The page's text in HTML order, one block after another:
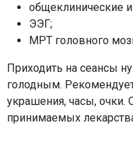
общеклинические
ЭЭГ;
МРТ головного
Приходить на сеансы
голодным.
украшения, часы, очки.
принимаемых